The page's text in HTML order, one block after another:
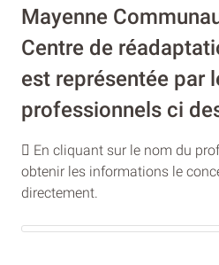
Mayenne
Centre de
est représentée par
professionnels ci
En cliquant sur le nom du
obtenir les informations le
directement.